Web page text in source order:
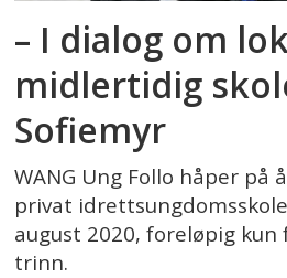
– I dialog om
midlertidig
Sofiemyr
WANG Ung Follo håper på
privat
august 2020, foreløpig kun
trinn.